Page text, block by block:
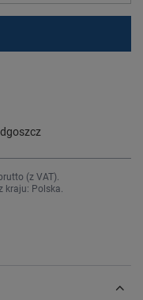
(z VAT).
kraju: Polska.